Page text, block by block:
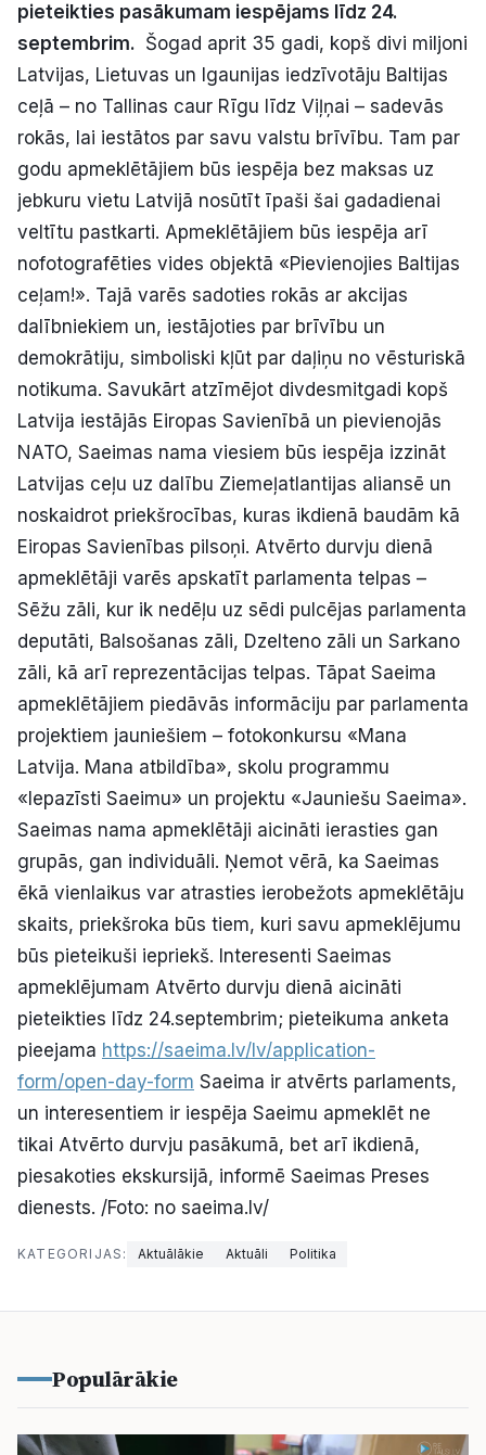
Politiskā reklāma
Par mums
Kontakti
Ziņo redakcijai
Facebook Instagram YouTube
E-avīze Abonē
pieteikties pasākumam iespējams līdz 24.
septembrim. Šogad aprit 35 gadi, kopš divi miljoni
Latvijas, Lietuvas un Igaunijas iedzīvotāju Baltijas
ceļā – no Tallinas caur Rīgu līdz Viļņai – sadevās
rokās, lai iestātos par savu valstu brīvību. Tam par
godu apmeklētājiem būs iespēja bez maksas uz
jebkuru vietu Latvijā nosūtīt īpaši šai gadadienai
veltītu pastkarti. Apmeklētājiem būs iespēja arī
nofotografēties vides objektā «Pievienojies Baltijas
ceļam!». Tajā varēs sadoties rokās ar akcijas
dalībniekiem un, iestājoties par brīvību un
demokrātiju, simboliski kļūt par daļiņu no vēsturiskā
notikuma. Savukārt atzīmējot divdesmitgadi kopš
Latvija iestājās Eiropas Savienībā un pievienojās
NATO, Saeimas nama viesiem būs iespēja izzināt
Latvijas ceļu uz dalību Ziemeļatlantijas aliansē un
noskaidrot priekšrocības, kuras ikdienā baudām kā
Eiropas Savienības pilsoņi. Atvērto durvju dienā
apmeklētāji varēs apskatīt parlamenta telpas –
Sēžu zāli, kur ik nedēļu uz sēdi pulcējas parlamenta
deputāti, Balsošanas zāli, Dzelteno zāli un Sarkano
zāli, kā arī reprezentācijas telpas. Tāpat Saeima
apmeklētājiem piedāvās informāciju par parlamenta
projektiem jauniešiem – fotokonkursu «Mana
Latvija. Mana atbildība», skolu programmu
«Iepazīsti Saeimu» un projektu «Jauniešu Saeima».
Saeimas nama apmeklētāji aicināti ierasties gan
grupās, gan individuāli. Ņemot vērā, ka Saeimas
ēkā vienlaikus var atrasties ierobežots apmeklētāju
skaits, priekšroka būs tiem, kuri savu apmeklējumu
būs pieteikuši iepriekš. Interesenti Saeimas
apmeklējumam Atvērto durvju dienā aicināti
pieteikties līdz 24.septembrim; pieteikuma anketa
pieejama https://saeima.lv/lv/application-
form/open-day-form Saeima ir atvērts parlaments,
un interesentiem ir iespēja Saeimu apmeklēt ne
tikai Atvērto durvju pasākumā, bet arī ikdienā,
piesakoties ekskursijā, informē Saeimas Preses
dienests. /Foto: no saeima.lv/
KATEGORIJAS: Aktuālākie Aktuāli Politika
Populārākie